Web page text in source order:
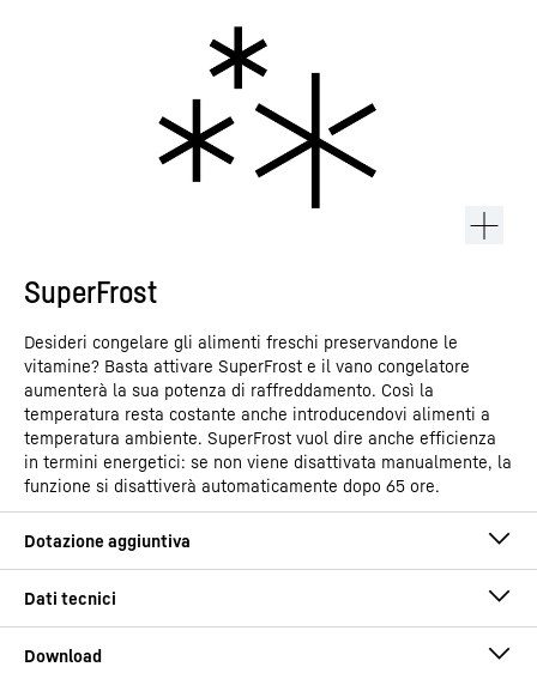
SuperFrost
Desideri congelare gli alimenti freschi preservandone le
vitamine? Basta attivare SuperFrost e il vano congelatore
aumenterà la sua potenza di raffreddamento. Così la
temperatura resta costante anche introducendovi alimenti a
temperatura ambiente. SuperFrost vuol dire anche efficienza
in termini energetici: se non viene disattivata manualmente, la
funzione si disattiverà automaticamente dopo 65 ore.